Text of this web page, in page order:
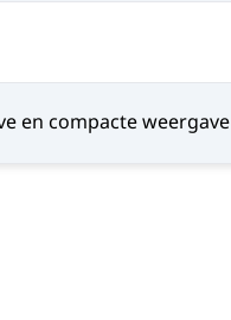
en compacte weergave